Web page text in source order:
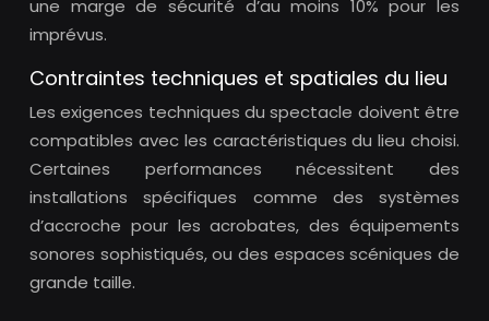
une marge de sécurité d’au moins 10% pour les
imprévus.
Contraintes techniques et spatiales du lieu
Les exigences techniques du spectacle doivent être
compatibles avec les caractéristiques du lieu choisi.
Certaines performances nécessitent des
installations spécifiques comme des systèmes
d’accroche pour les acrobates, des équipements
sonores sophistiqués, ou des espaces scéniques de
grande taille.